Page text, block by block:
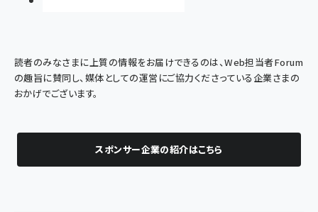
読者のみなさまに上質の情報をお届けできるのは、Web担当者Forum
の趣旨に賛同し、媒体としての運営にご協力くださっている企業さまの
おかげでございます。
スポンサー企業の紹介はこちら